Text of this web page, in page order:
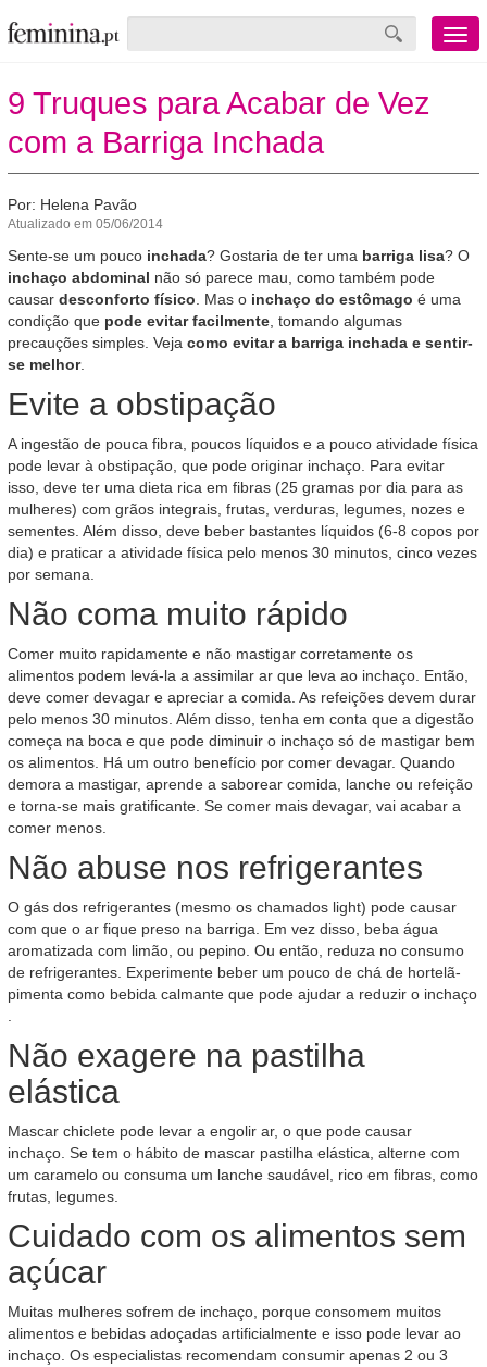
Menu
mobile
9 Truques para Acabar de Vez
com a Barriga Inchada
Por: Helena Pavão
Atualizado em 05/06/2014
Sente-se um pouco inchada? Gostaria de ter uma barriga lisa? O
inchaço abdominal não só parece mau, como também pode
causar desconforto físico . Mas o inchaço do estômago é uma
condição que pode evitar facilmente , tomando algumas
precauções simples. Veja como evitar a barriga inchada e sentir-
se melhor.
Evite a obstipação
A ingestão de pouca fibra, poucos líquidos e a pouco atividade física
pode levar à obstipação, que pode originar inchaço. Para evitar
isso, deve ter uma dieta rica em fibras (25 gramas por dia para as
mulheres) com grãos integrais, frutas, verduras, legumes, nozes e
sementes. Além disso, deve beber bastantes líquidos (6-8 copos por
dia) e praticar a atividade física pelo menos 30 minutos, cinco vezes
por semana.
Não coma muito rápido
Comer muito rapidamente e não mastigar corretamente os
alimentos podem levá-la a assimilar ar que leva ao inchaço. Então,
deve comer devagar e apreciar a comida. As refeições devem durar
pelo menos 30 minutos. Além disso, tenha em conta que a digestão
começa na boca e que pode diminuir o inchaço só de mastigar bem
os alimentos. Há um outro benefício por comer devagar. Quando
demora a mastigar, aprende a saborear comida, lanche ou refeição
e torna-se mais gratificante. Se comer mais devagar, vai acabar a
comer menos.
Não abuse nos refrigerantes
O gás dos refrigerantes (mesmo os chamados light) pode causar
com que o ar fique preso na barriga. Em vez disso, beba água
aromatizada com limão, ou pepino. Ou então, reduza no consumo
de refrigerantes. Experimente beber um pouco de chá de hortelã-
pimenta como bebida calmante que pode ajudar a reduzir o inchaço
Não exagere na pastilha
elástica
Mascar chiclete pode levar a engolir ar, o que pode causar
inchaço. Se tem o hábito de mascar pastilha elástica, alterne com
um caramelo ou consuma um lanche saudável, rico em fibras, como
frutas, legumes.
Cuidado com os alimentos sem
açúcar
Muitas mulheres sofrem de inchaço, porque consomem muitos
alimentos e bebidas adoçadas artificialmente e isso pode levar ao
inchaço. Os especialistas recomendam consumir apenas 2 ou 3